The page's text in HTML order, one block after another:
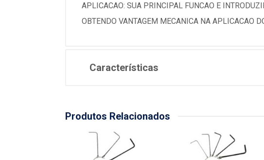
APLICACAO: SUA PRINCIPAL FUNCAO E
OBTENDO VANTAGEM MECANICA NA APLICACAO
Características
Produtos Relacionados